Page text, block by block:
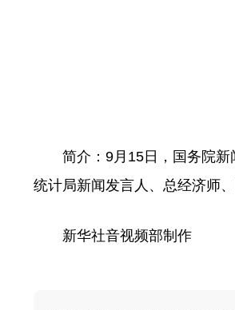
简介：9月15日，国务院新
统计局新闻发言人、总经济师
新华社音视频部制作